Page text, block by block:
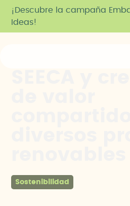
¡Descubre la campaña
Ideas!
Sostenibilidad